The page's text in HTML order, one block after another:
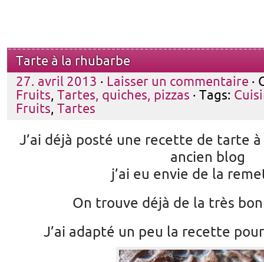
Tarte à la rhubarbe
27. avril 2013 · Laisser un commentaire ·
Fruits, Tartes, quiches, pizzas · Tags:
Fruits, Tartes
J’ai déjà posté une recette de tarte
ancien blog
j’ai eu envie de la
On trouve déjà de la très
J’ai adapté un peu la recette